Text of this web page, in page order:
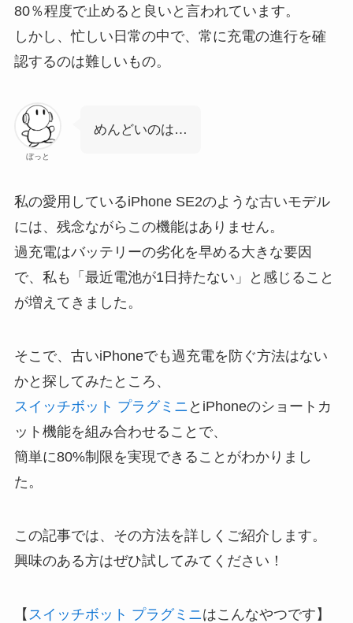
80％程度で止める と良いと言われています。
しかし、忙しい日常の中で、常に充電の進行を確
認するのは難しいもの。
ぼっと
めんどいのは…
私の愛用しているiPhone SE2のような古いモデル
には、残念ながらこの機能はありません。
過充電はバッテリーの劣化を早める大きな要因
で、私も「 最近電池が1日持たない 」と感じること
が増えてきました。
そこで、 古いiPhoneでも過充電を防ぐ方法はない
かと探してみたところ 、
スイッチボット プラグミニ とiPhoneのショートカ
ット機能を組み合わせることで、
簡単に80%制限を実現できることがわかりまし
た。
この記事では、その方法を詳しくご紹介します。
興味のある方はぜひ試してみてください！
【 スイッチボット プラグミニはこんなやつです】